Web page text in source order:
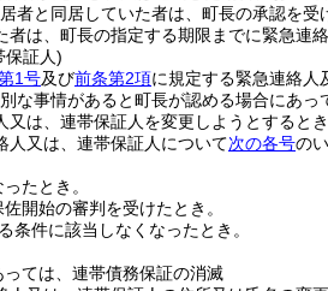
者と同居していた者は、町長の承認を受
者は、町長の指定する期限までに緊急連
保証人)
1号及び前条第2項に規定する緊急連絡人
な事情があると町長が認める場合にあっ
又は、連帯保証人を変更しようとすると
人又は、連帯保証人について次の各号の
たとき。
開始の審判を受けたとき。
条件に該当しなくなったとき。
ては、連帯債務保証の消滅